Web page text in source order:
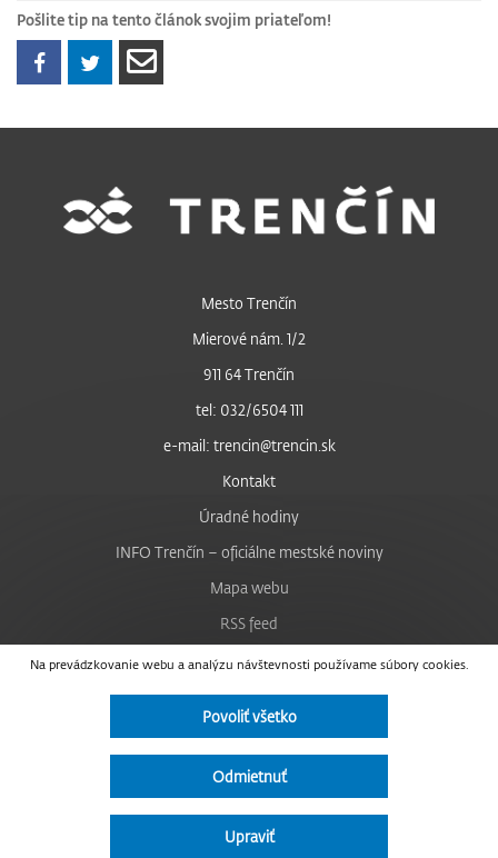
Pošlite tip na tento článok svojim priateľom!
Na prevádzkovanie webu a analýzu návštevnosti používame súbory cookies.
Povoliť všetko
Odmietnuť
Upraviť
Mesto Trenčín
Mierové nám. 1/2
911 64 Trenčín
tel: 032/6504 111
e-mail: trencin@trencin.sk
Kontakt
Úradné hodiny
INFO Trenčín – oficiálne mestské noviny
Mapa webu
RSS feed
Nastavenie cookies
Facebook
Instagram
Vyhlásenie o prístupnosti